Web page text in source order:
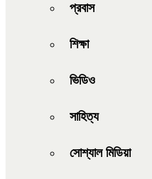
প্রবাস
শিক্ষা
ভিডিও
সাহিত্য
সোশ্যাল মিডিয়া